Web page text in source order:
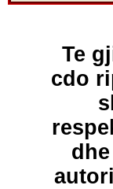
Te
cdo